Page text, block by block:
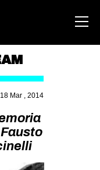
18 Mar , 2014